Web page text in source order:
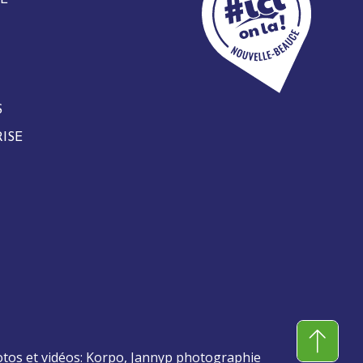
et vidéos: Korpo, Jannyp photographie